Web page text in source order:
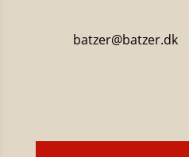
batzer@batzer.dk